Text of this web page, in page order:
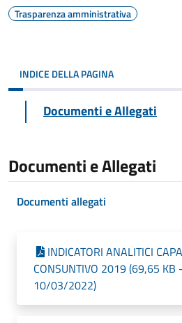
Trasparenza amministrativa
INDICE DELLA PAGINA
Documenti e Allegati
Documenti e Allegati
Documenti allegati
INDICATORI ANALITICI
CONSUNTIVO 2019 (69,65
10/03/2022)